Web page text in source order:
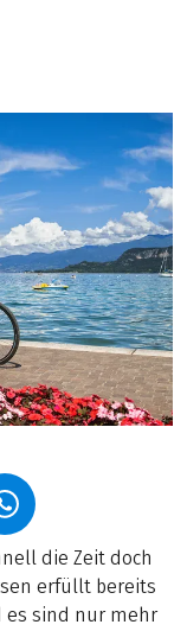
TAB)
NEUEM TAB)
(LINK ÖFFNET IN
die Zeit doch
erfüllt bereits
es sind nur mehr